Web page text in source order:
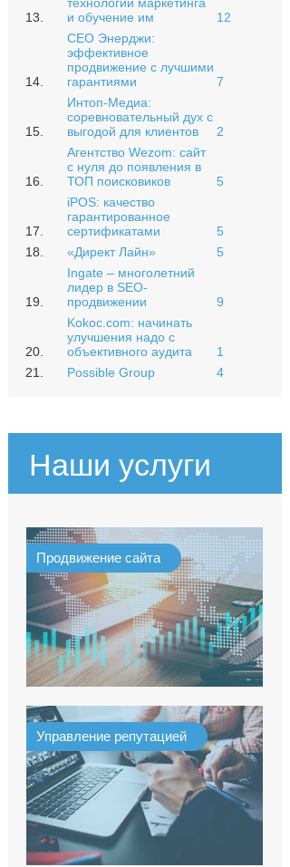
13.
и обучение им
12
14.
СЕО Энерджи:
эффективное
продвижение с лучшими
гарантиями
7
15.
Интоп-Медиа:
соревновательный дух с
выгодой для клиентов
2
16.
Агентство Wezom: сайт
с нуля до появления в
ТОП поисковиков
5
17.
iPOS: качество
гарантированное
сертификатами
5
18.
«Директ Лайн» 5
19.
Ingate – многолетний
лидер в SEO-
продвижении
9
20.
Kokoc.com: начинать
улучшения надо с
объективного аудита
1
21.
Possible Group 4
Наши услуги
Продвижение сайта
Управление репутацией